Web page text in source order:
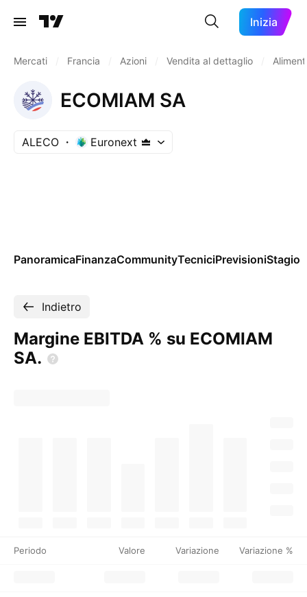
Inizia
Mercati Francia Azioni Vendita al dettaglio
ECOMIAM SA
ALECO Euronext
PanoramicaFinanzaCommunityTecniciPrevisioni
Indietro
Margine EBITDA % su ECOMIAM
SA.
Periodo Valore Variazione Variazione %